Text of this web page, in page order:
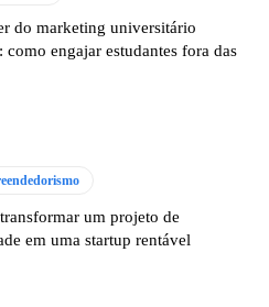
do marketing universitário
como engajar estudantes fora das
um projeto de
em uma startup rentável